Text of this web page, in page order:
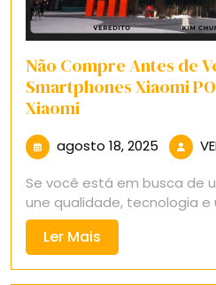
Não Compre Antes de
Smartphones Xiaomi
Xiaomi
agosto 18, 2025 agosto
2025
Se você está em busca de
une qualidade, tecnologia e
Ler Mais
Mais